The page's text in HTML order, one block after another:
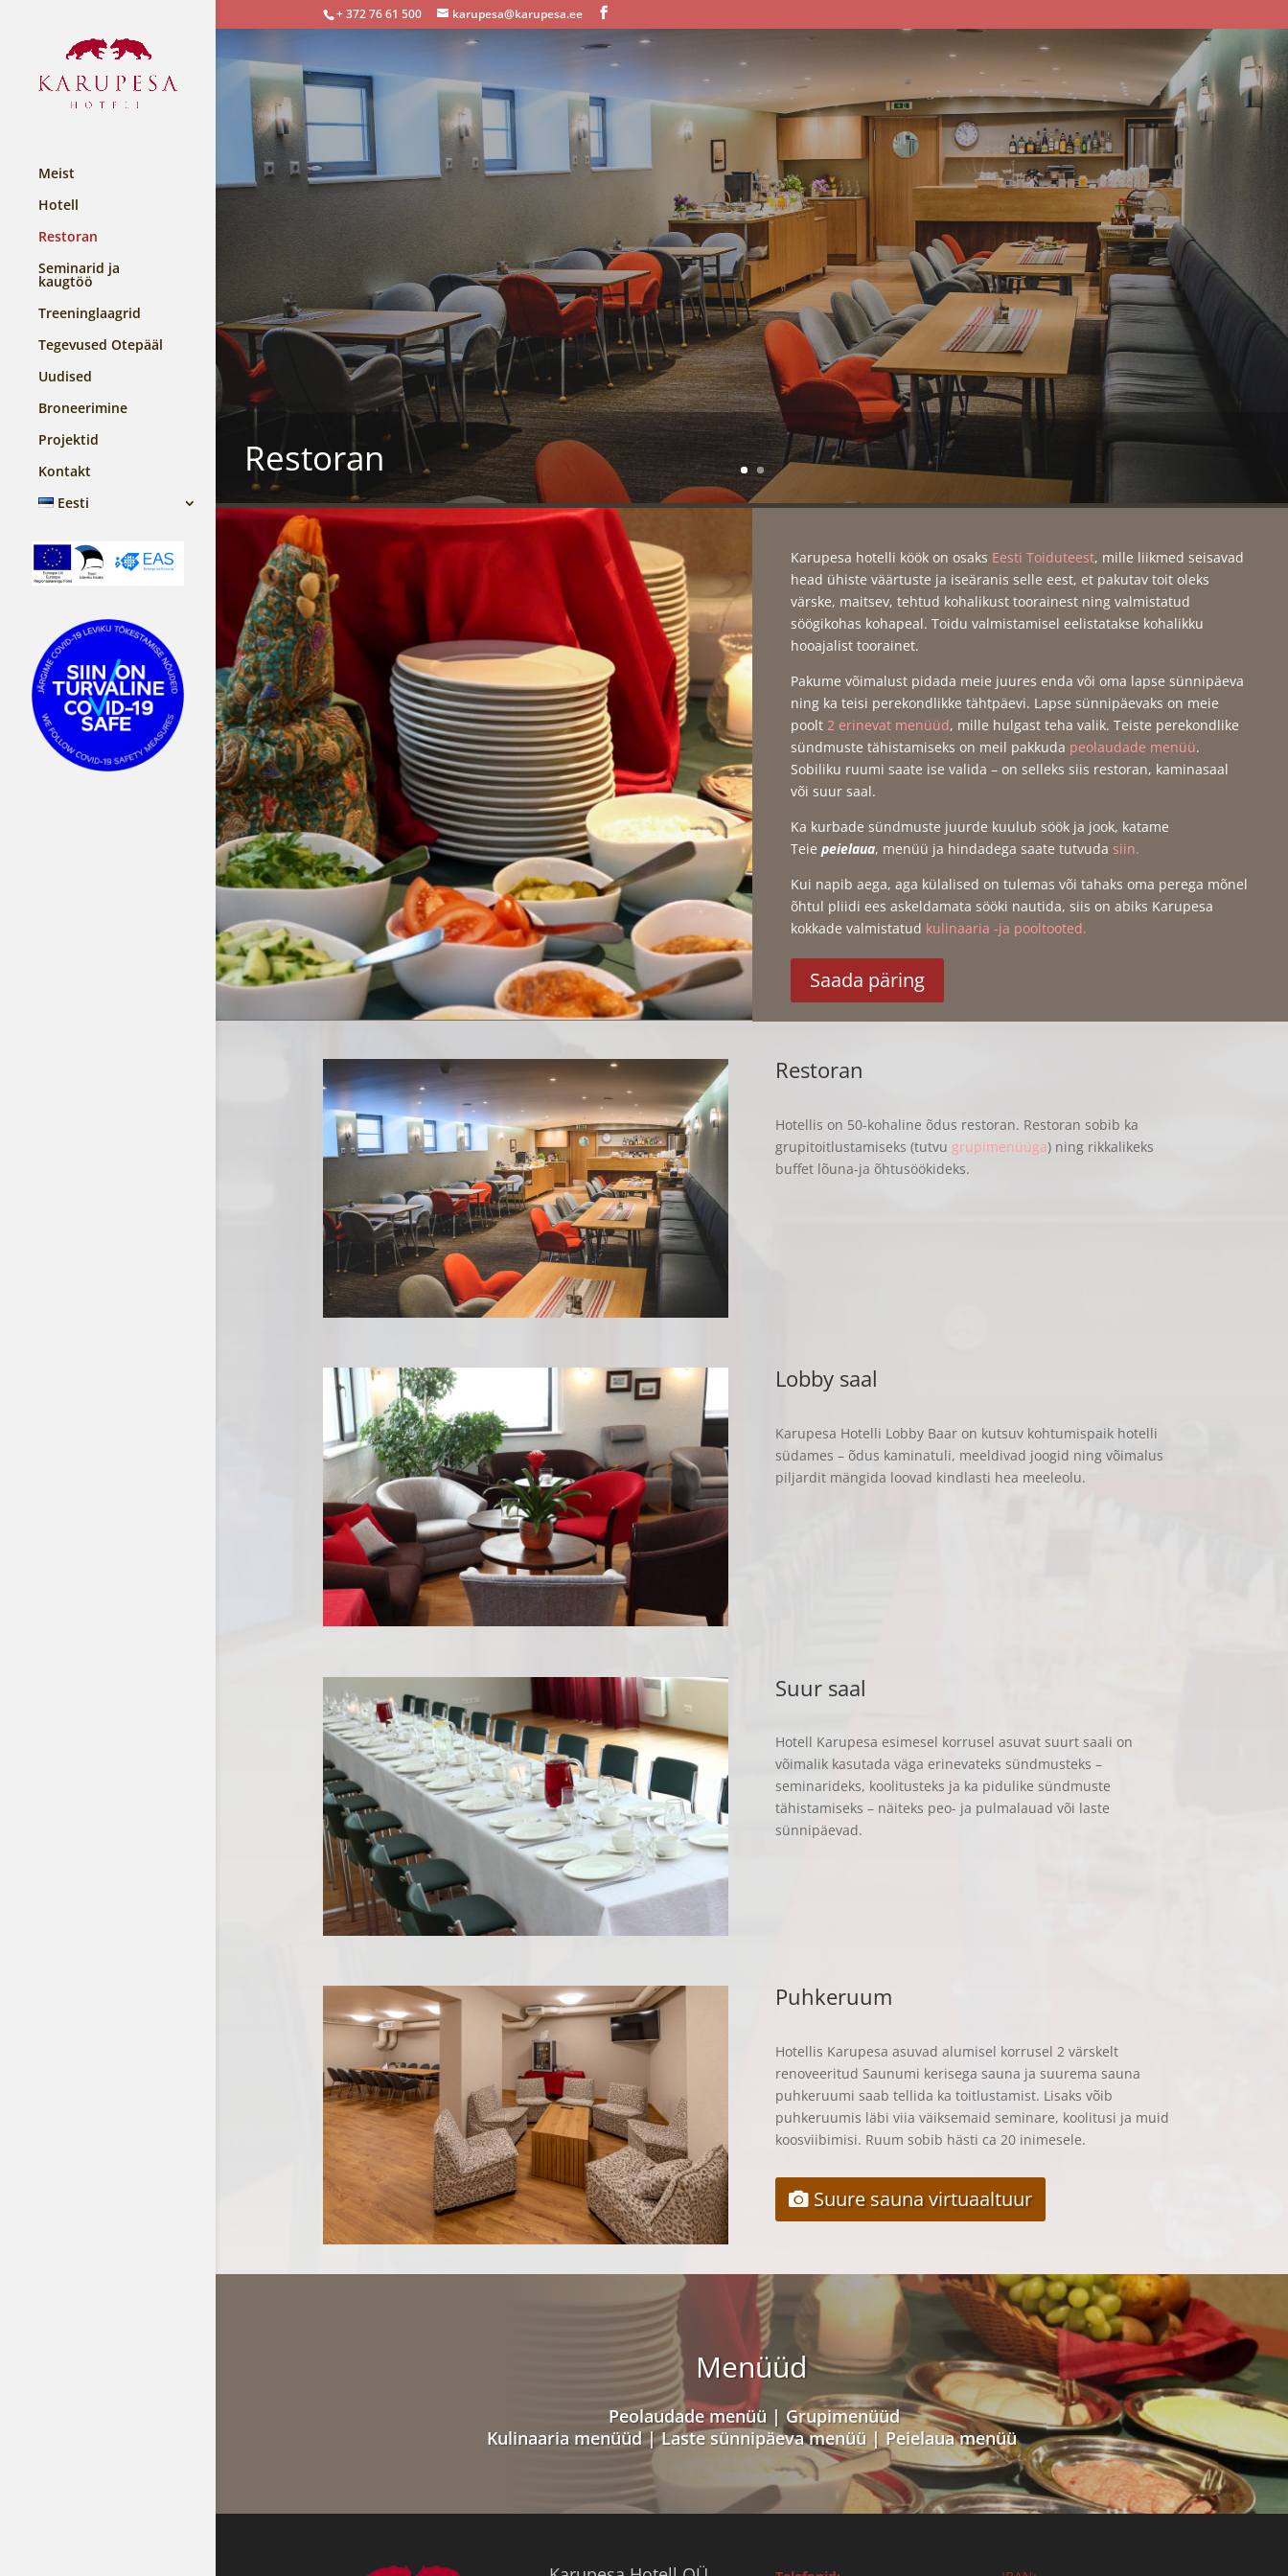
+ 372 76 61 500 karupesa@karupesa.ee
Meist
Hotell
Restoran
Seminarid ja
kaugtöö
Treeninglaagrid
Tegevused Otepääl
Uudised
Broneerimine
Projektid
Kontakt
Eesti
Restoran
Karupesa hotelli köök on osaks Eesti Toiduteest, mille liikmed seisavad
head ühiste väärtuste ja iseäranis selle eest, et pakutav toit oleks
värske, maitsev, tehtud kohalikust toorainest ning valmistatud
söögikohas kohapeal. Toidu valmistamisel eelistatakse kohalikku
hooajalist toorainet.
Pakume võimalust pidada meie juures enda või oma lapse sünnipäeva
ning ka teisi perekondlikke tähtpäevi. Lapse sünnipäevaks on meie
poolt 2 erinevat menüüd, mille hulgast teha valik. Teiste perekondlike
sündmuste tähistamiseks on meil pakkuda peolaudade menüü.
Sobiliku ruumi saate ise valida – on selleks siis restoran, kaminasaal
või suur saal.
Ka kurbade sündmuste juurde kuulub söök ja jook, katame
Teie peielaua, menüü ja hindadega saate tutvuda siin.
Kui napib aega, aga külalised on tulemas või tahaks oma perega mõnel
õhtul pliidi ees askeldamata sööki nautida, siis on abiks Karupesa
kokkade valmistatud kulinaaria -ja pooltooted.
Saada päring
Restoran
Hotellis on 50-kohaline õdus restoran. Restoran sobib ka
grupitoitlustamiseks (tutvu grupimenüüga) ning rikkalikeks
buffet lõuna-ja õhtusöökideks.
Lobby saal
Karupesa Hotelli Lobby Baar on kutsuv kohtumispaik hotelli
südames – õdus kaminatuli, meeldivad joogid ning võimalus
piljardit mängida loovad kindlasti hea meeleolu.
Suur saal
Hotell Karupesa esimesel korrusel asuvat suurt saali on
võimalik kasutada väga erinevateks sündmusteks –
seminarideks, koolitusteks ja ka pidulike sündmuste
tähistamiseks – näiteks peo- ja pulmalauad või laste
sünnipäevad.
Puhkeruum
Hotellis Karupesa asuvad alumisel korrusel 2 värskelt
renoveeritud Saunumi kerisega sauna ja suurema sauna
puhkeruumi saab tellida ka toitlustamist. Lisaks võib
puhkeruumis läbi viia väiksemaid seminare, koolitusi ja muid
koosviibimisi. Ruum sobib hästi ca 20 inimesele.
Suure sauna virtuaaltuur
Menüüd
Peolaudade menüü| Grupimenüüd
Kulinaaria menüüd|Laste sünnipäeva menüü| Peielaua menüü